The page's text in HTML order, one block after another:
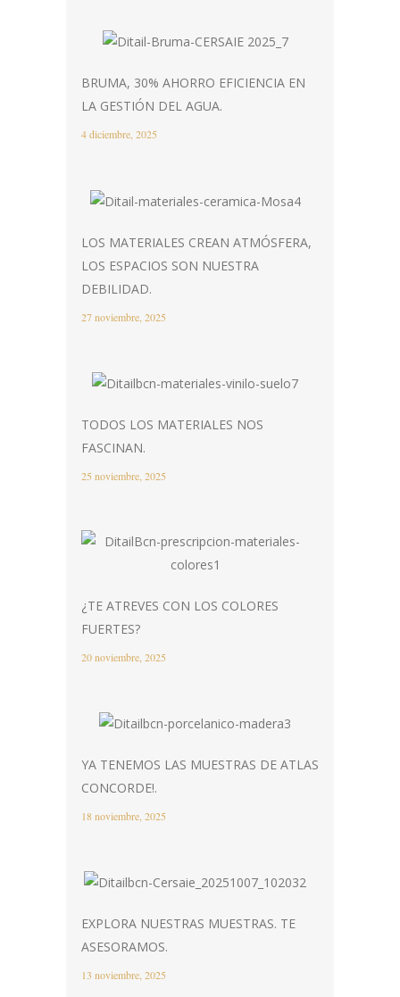
BRUMA, 30% AHORRO EFICIENCIA EN
LA GESTIÓN DEL AGUA.
4 diciembre, 2025
LOS MATERIALES CREAN ATMÓSFERA,
LOS ESPACIOS SON NUESTRA
DEBILIDAD.
27 noviembre, 2025
TODOS LOS MATERIALES NOS
FASCINAN.
25 noviembre, 2025
¿TE ATREVES CON LOS COLORES
FUERTES?
20 noviembre, 2025
YA TENEMOS LAS MUESTRAS DE ATLAS
CONCORDE!.
18 noviembre, 2025
EXPLORA NUESTRAS MUESTRAS. TE
ASESORAMOS.
13 noviembre, 2025